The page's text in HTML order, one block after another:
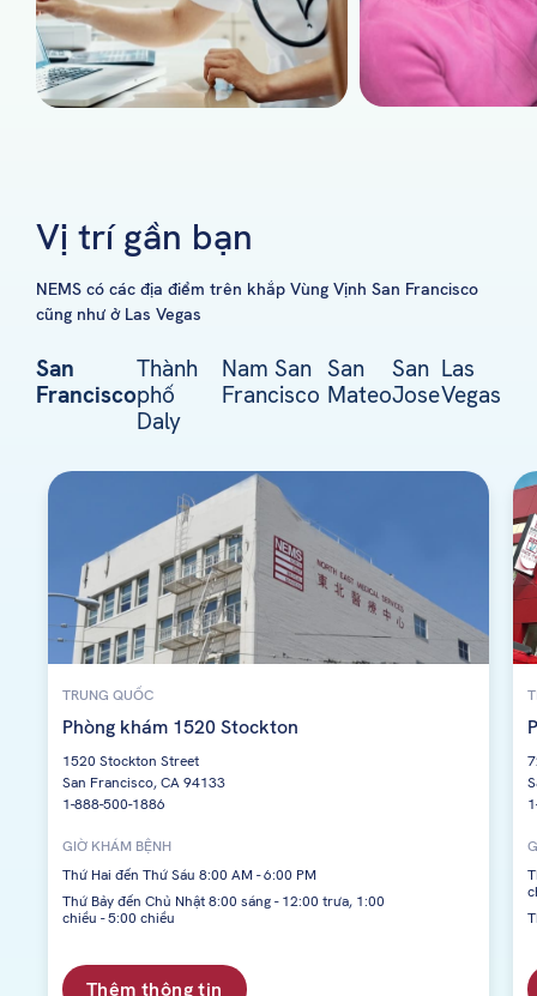
Vị trí gần bạn
NEMS có các địa điểm trên khắp Vùng Vịnh San Francisco
cũng như ở Las Vegas
San
Francisco
Thành
phố
Daly
Nam San
Francisco
San
Mateo
San
Jose
Las
Vegas
TRUNG QUỐC
Phòng khám 1520 Stockton
1520 Stockton Street
San Francisco, CA 94133
1-888-500-1886
GIỜ KHÁM BỆNH
Thứ Hai đến Thứ Sáu 8:00 AM - 6:00 PM
Thứ Bảy đến Chủ Nhật 8:00 sáng - 12:00 trưa, 1:00
chiều - 5:00 chiều
Thêm thông tin